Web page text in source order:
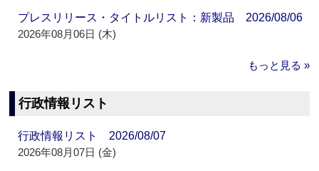
プレスリリース・タイトルリスト：新製品 2026/08/06
2026年08月06日 (木)
もっと見る »
行政情報リスト
行政情報リスト 2026/08/07
2026年08月07日 (金)